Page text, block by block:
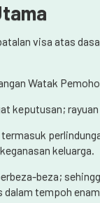
visa atas
Watak
keputusan;
keluarga.
beza;
tempoh